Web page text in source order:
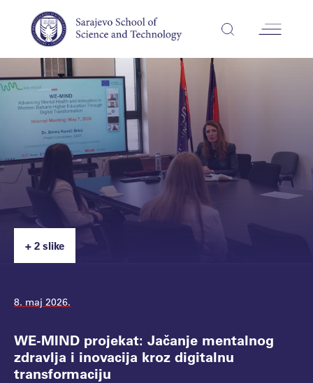
+ 2 slike
8. maj 2026.
WE-MIND projekat: Jačanje mentalnog
zdravlja i inovacija kroz digitalnu
transformaciju